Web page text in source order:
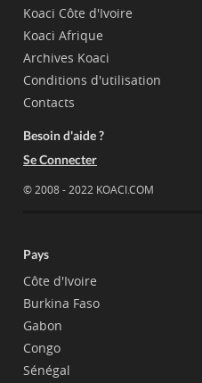
Koaci Côte d'Ivoire
Koaci Afrique
Archives Koaci
Conditions d'utilisation
Contacts
Besoin d'aide ?
Se Connecter
© 2008 - 2022 KOACI.COM
Pays
Côte d'Ivoire
Burkina Faso
Gabon
Congo
Sénégal